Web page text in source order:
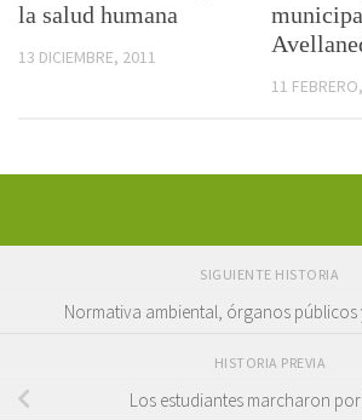
la salud humana
13 DICIEMBRE, 2011
11
SIGUIENTE HISTORIA
Normativa ambiental, órganos
HISTORIA PREVIA
Los estudiantes marcharon por